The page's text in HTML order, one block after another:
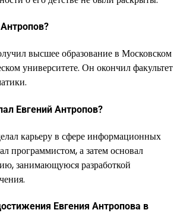
высшее образование в Московском
университете. Он окончил факультет
Евгений Антропов?
карьеру в сфере информационных
программистом, а затем основал
занимающуюся разработкой
Евгения Антропова в